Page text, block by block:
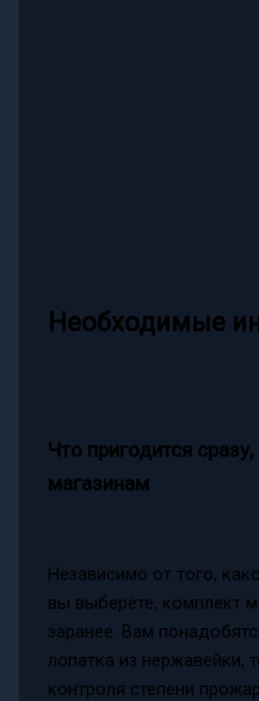
Необходимые
Что пригодится
магазинам
Независимо от того,
вы выберете, комплект
заранее. Вам
лопатка из нержавейки,
контроля степени